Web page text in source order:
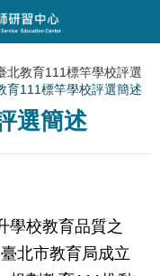
北教育111標竿學校評選
育111標竿學校評選簡述
選簡述
學校教育品質之
北市教育局成立